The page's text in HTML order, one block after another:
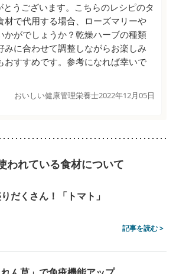
とうございます。こちらのレシピのタ
材で代用する場合、ローズマリーや
かがでしょうか？乾燥ハーブの種類
みに合わせて調整しながらお楽しみ
おすすめです。参考になれば幸いで
おいしい健康管理栄養士2022年12月05日
われている食材について
だくさん！「トマト」
記事を読む >